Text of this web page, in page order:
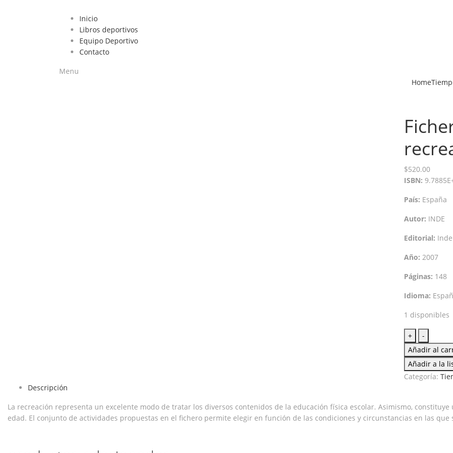
Inicio
Libros deportivos
Equipo Deportivo
Contacto
Menu
Home
$520.00
ISBN:
País: España
Autor: INDE
Editorial: Inde
Año: 2007
Páginas: 148
Idioma:
1 disponibles
+
juegos
deportivos
cantidad
-
Añadir al
Añadir a la
Categoría:
Descripción
La recreación representa un excelente modo de tratar los diversos contenidos de la educación física escolar. Asimismo,
edad. El conjunto de actividades propuestas en el fichero permite elegir en función de las condiciones y circunstancias en las